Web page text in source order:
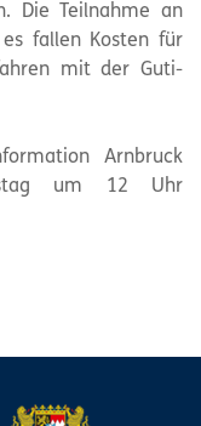
Die Teilnahme an
fallen Kosten für
mit der Guti-
Arnbruck
um 12 Uhr